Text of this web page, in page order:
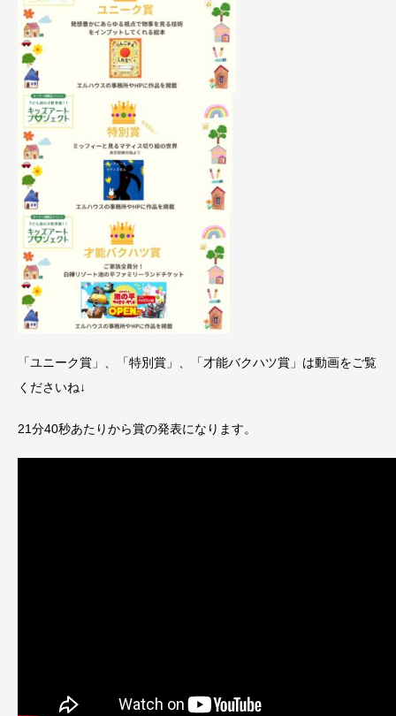
「ユニーク賞」、「特別賞」、「才能バクハツ賞」は動画をご覧
くださいね↓
21分40秒あたりから賞の発表になります。